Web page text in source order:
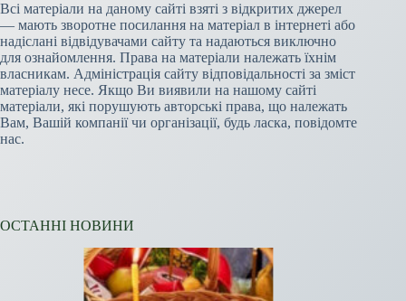
Всі матеріали на даному сайті взяті з відкритих джерел
— мають зворотне посилання на матеріал в інтернеті або
надіслані відвідувачами сайту та надаються виключно
для ознайомлення. Права на матеріали належать їхнім
власникам. Адміністрація сайту відповідальності за зміст
матеріалу несе. Якщо Ви виявили на нашому сайті
матеріали, які порушують авторські права, що належать
Вам, Вашій компанії чи організації, будь ласка, повідомте
нас.
ОСТАННІ НОВИНИ